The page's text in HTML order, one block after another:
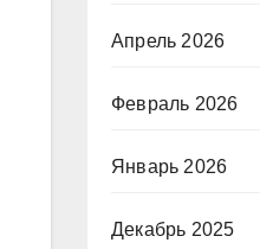
Апрель 2026
Февраль 2026
Январь 2026
Декабрь 2025